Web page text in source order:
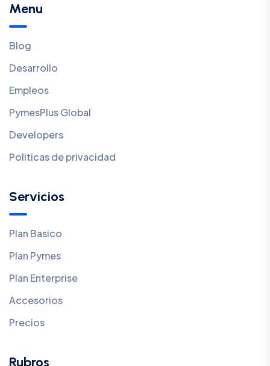
Menu
Blog
Desarrollo
Empleos
PymesPlus Global
Developers
Politicas de privacidad
Servicios
Plan Basico
Plan Pymes
Plan Enterprise
Accesorios
Precios
Rubros